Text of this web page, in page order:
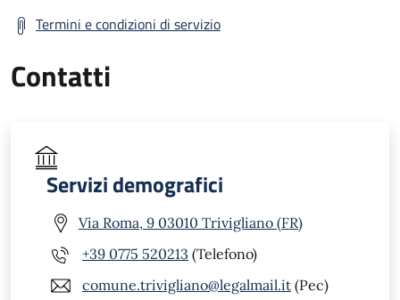
Termini e condizioni di servizio
Contatti
Servizi demografici
Via Roma, 9 03010 Trivigliano (FR)
+39 0775 520213 (Telefono)
comune.trivigliano@legalmail.it (Pec)